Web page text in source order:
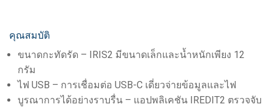
คุณสมบัติ
ขนาดกะทัดรัด – IRIS2 มีขนาดเล็กและน้ำหนักเพียง 12
กรัม
ไฟ USB – การเชื่อมต่อ USB-C เดี่ยวจ่ายข้อมูลและไฟ
บูรณาการได้อย่างราบรื่น – แอปพลิเคชัน IREDIT2 ตรวจจับ